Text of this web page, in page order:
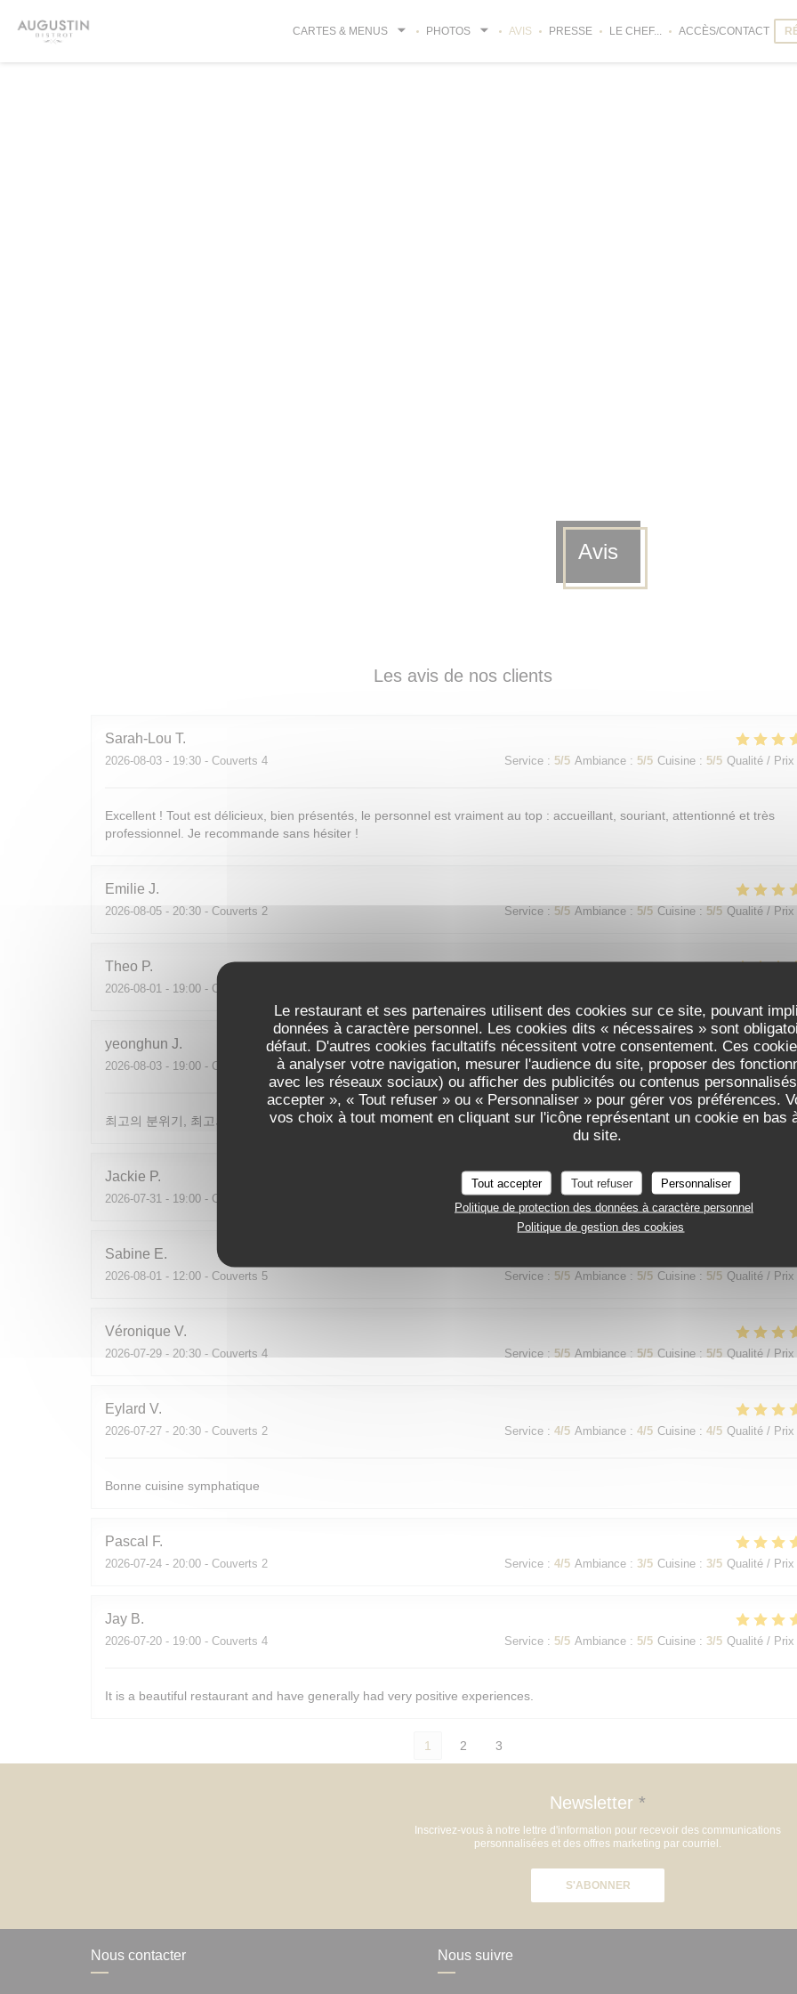
Le restaurant et ses partenaires utilisent des cookies sur ce site, pouvant
données à caractère personnel. Les cookies dits « nécessaires » sont
défaut. D'autres cookies facultatifs nécessitent votre consentement. Ces
à analyser votre navigation, mesurer l'audience du site, proposer des
avec les réseaux sociaux) ou afficher des publicités ou contenus
accepter », « Tout refuser » ou « Personnaliser » pour gérer vos préférences.
vos choix à tout moment en cliquant sur l'icône représentant un cookie en bas
du site.
Tout accepter Tout refuser
Personnaliser
Politique de protection des données à caractère personnel
Politique de gestion des cookies
CARTES & MENUS PHOTOS AVIS PRESSE LE CHEF... ACCÈS/CONTACT
Avis
Les avis de nos clients
Sarah-Lou T
2026-08-03 - 19:30 - Couverts 4 Service : 5/5 Ambiance : 5/5 Cuisine : 5/5 Qualité / Prix
Excellent ! Tout est délicieux, bien présentés, le personnel est vraiment au top : accueillant, souriant, attentionné et très
professionnel. Je recommande sans hésiter !
Emilie J
2026-08-05 - 20:30 - Couverts 2 Service : 5/5 Ambiance : 5/5 Cuisine : 5/5 Qualité / Prix
Theo P
2026-08-01 - 19:00 - Couverts 2
yeonghun J
2026-08-03 - 19:00 - Couverts 4 Service: 5/5 Ambiance: 5 /5 Cuisine: 5/5 Qualité / Prix
최고의 분위기, 최고의 맛, 프랑스어가 서툴지만 서버가 친절함
Jackie P
2026-07-31 - 19:00 - Couverts 2 Service: /5 Ambiance: 5 Cuisine: 5/5 Qualité / Prix
Sabine E
2026-08-01 - 12:00 - Couverts 5 Service : 5/5 Ambiance : 5/5 Cuisine : 5/5 Qualité / Prix
Véronique V
2026-07-29 - 20:30 - Couverts 4 Service : 5/5 Ambiance : 5/5 Cuisine : 5/5 Qualité / Prix
Eylard V
2026-07-27 - 20:30 - Couverts 2 Service : 4/5 Ambiance : 4/5 Cuisine : 4/5 Qualité / Prix
Bonne cuisine symphatique
Pascal F
2026-07-24 - 20:00 - Couverts 2 Service : 4/5 Ambiance : 3/5 Cuisine : 3/5 Qualité / Prix
Jay B
2026-07-20 - 19:00 - Couverts 4 Service : 5/5 Ambiance : 5/5 Cuisine : 3/5 Qualité / Prix
It is a beautiful restaurant and have generally had very positive experiences.
1 2 3
Newsletter *
Inscrivez-vous à notre lettre d'information pour recevoir des communications
personnalisées et des offres marketing par courriel.
S'ABONNER
Nous contacter Nous suivre